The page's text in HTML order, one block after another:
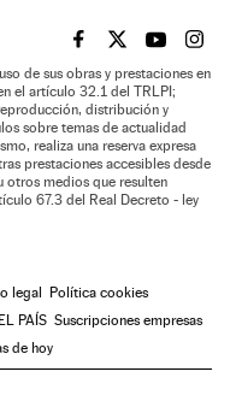
EL PAÍS BRASIL EN
EL PAÍSEL PAÍS
EL
de sus obras y prestaciones en
el artículo 32.1 del TRLPI;
distribución y
sobre temas de actualidad
realiza una reserva expresa
prestaciones accesibles desde
otros medios que resulten
67.3 del Real Decreto - ley
legal
Política cookies
PAÍS Suscripciones empresas
de hoy